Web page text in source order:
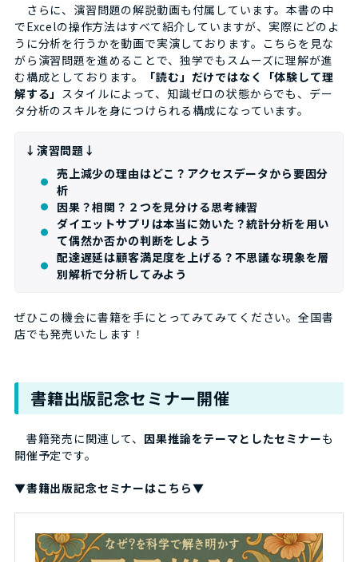
さらに、演習問題の解説動画も付属しています。本書の中
でExcelの操作方法はすべて紹介していますが、実際にどのよ
うに分析を行うかを動画で実演しております。こちらを見な
がら演習問題を進めることで、独学でもスムーズに理解が進
む構成としております。
「読む」だけではなく「体験して理
解する」 スタイルによって、知識ゼロの状態からでも、デー
タ分析のスキルを身につけられる構成になっています。
↓演習問題↓
売上減少の理由はどこ？アクセスデータから要因分
析
因果？相関？２つを見分ける思考練習
ダイエットサプリは本当に効いた？統計分析を用い
て偶然か否かの判断をしよう
配達遅延は顧客満足度を上げる？不思議な現象を層
別解析で分析してみよう
ぜひこの機会に書籍を手にとってみてみてください。全国書
店でも発売いたします！
書籍出版記念セミナー開催
書籍発売に関連して、 因果推論をテーマとしたセミナーも
開催予定です。
▼書籍出版記念セミナーはこちら▼